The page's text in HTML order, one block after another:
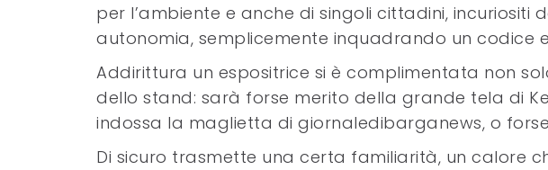
per l’ambiente e anche di singoli cittadini,
autonomia, semplicemente inquadrando un codice
Addirittura un espositrice si è complimentata non
dello stand: sarà forse merito della grande tela di
indossa la maglietta di giornaledibarganews, o
Di sicuro trasmette una certa familiarità, un calore